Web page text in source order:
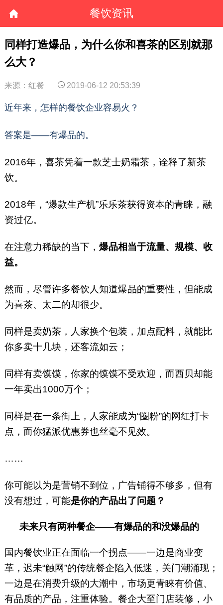
餐饮资讯
同样打造爆品，为什么你和喜茶的区别就那
么大？
来源：红餐 2019-06-12 20:53:39
近年来，怎样的餐饮企业容易火？
答案是——有爆品的。
2016年，喜茶凭着一款芝士奶霜茶，诠释了新茶
饮。
2018年，“爆款生产机”乐乐茶获得资本的青睐，融
资过亿。
在注意力稀缺的当下， 爆品相当于流量、规模、收
益。
然而，尽管许多餐饮人知道爆品的重要性，但能成
为喜茶、太二的却很少。
同样是卖奶茶，人家换个包装，加点配料，就能比
你多卖十几块，还客流如云；
同样有卖馍馍，你家的馍馍不受欢迎，而西贝却能
一年卖出1000万个；
同样是在一条街上，人家能成为“圈粉”的网红打卡
点，而你猛派优惠券也丝毫不见效。
……
你可能以为是营销不到位，广告铺得不够多，但有
没有想过，可能是你的产品出了问题？
未来只有两种餐企——有爆品的和没爆品的
国内餐饮业正在面临一个拐点——一边是商业变
革，迟未“触网”的传统餐企陷入低迷，关门潮涌现；
一边是在消费升级的大潮中，市场更青睐有价值、
有品质的产品，注重体验。餐企大至门店装修，小